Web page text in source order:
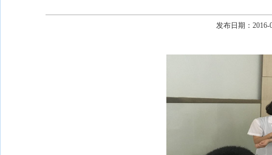
发布日期：